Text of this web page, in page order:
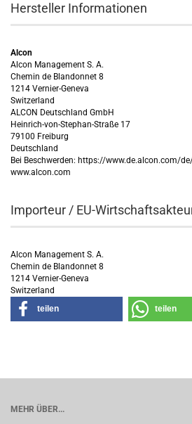
Hersteller Informationen
Alcon
Alcon Management S. A.
Chemin de Blandonnet 8
1214 Vernier-Geneva
Switzerland
ALCON Deutschland GmbH
Heinrich-von-Stephan-Straße 17
79100 Freiburg
Deutschland
Bei Beschwerden: https://www.de.alcon.com/
www.alcon.com
Importeur / EU-
Alcon Management S. A.
Chemin de Blandonnet 8
1214 Vernier-Geneva
Switzerland
teilen
teilen
MEHR ÜBER...